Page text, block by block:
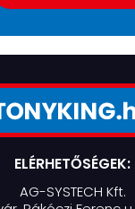
ELÉRHETŐSÉGEK:
AG-SYSTECH Kft.